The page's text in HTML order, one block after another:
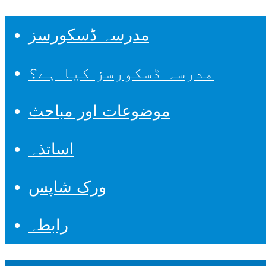
مدرسہ ڈسکورسز
مدرسہ ڈسکورسز کیا ہے؟
موضوعات اور مباحث
اساتذہ
ورک شاپس
رابطہ